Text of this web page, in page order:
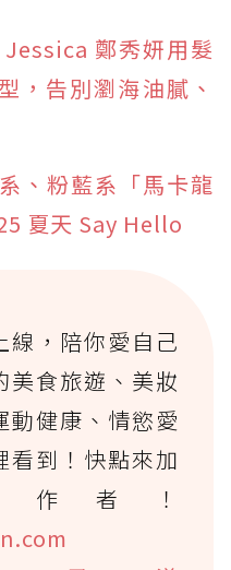
鄭秀妍用髮
，告別瀏海油膩、
、粉藍系「馬卡龍
夏天 Say Hello
線，陪你愛自己
美食旅遊、美妝
動健康、情慾愛
看到！快點來加
者！